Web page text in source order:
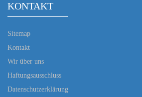
KONTAKT
Sitemap
Kontakt
Wir über uns
Haftungsausschluss
Datenschutzerklärung